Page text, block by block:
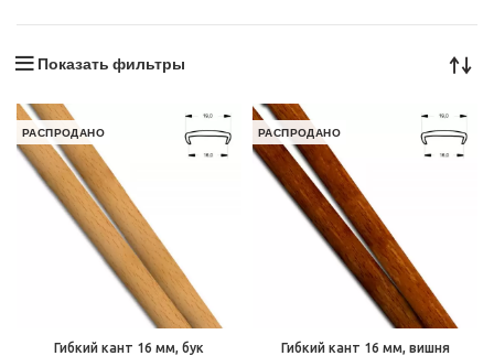
Показать фильтры
РАСПРОДАНО
Гибкий кант 16 мм, бук
РАСПРОДАНО
Гибкий кант 16 мм, вишня